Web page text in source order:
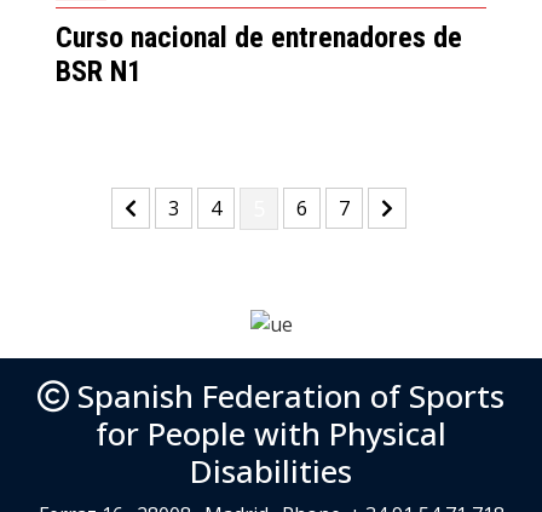
Curso nacional de entrenadores de
BSR N1
3(current)
4(current)(current)
6(current)
7(current)
Spanish Federation of Sports
for People with Physical
Disabilities